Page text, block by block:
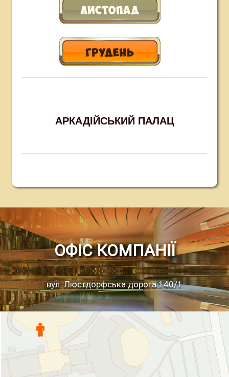
АРКАДІЙСЬКИЙ ПАЛАЦ
ОФІС КОМПАНІЇ
вул. Люстдорфська дорога 140/1